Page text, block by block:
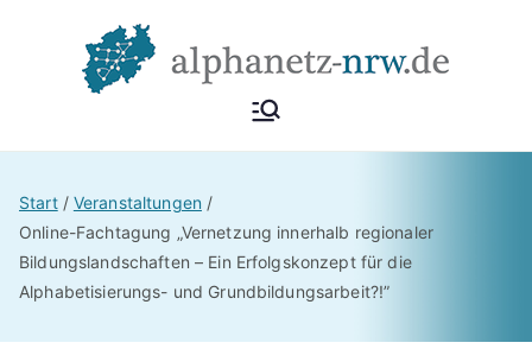
Alphan
etz
NRW
Start
Veranstaltungen
Online-Fachtagung „Vernetzung innerhalb regionaler
Bildungslandschaften – Ein Erfolgskonzept für die
Alphabetisierungs- und Grundbildungsarbeit?!”